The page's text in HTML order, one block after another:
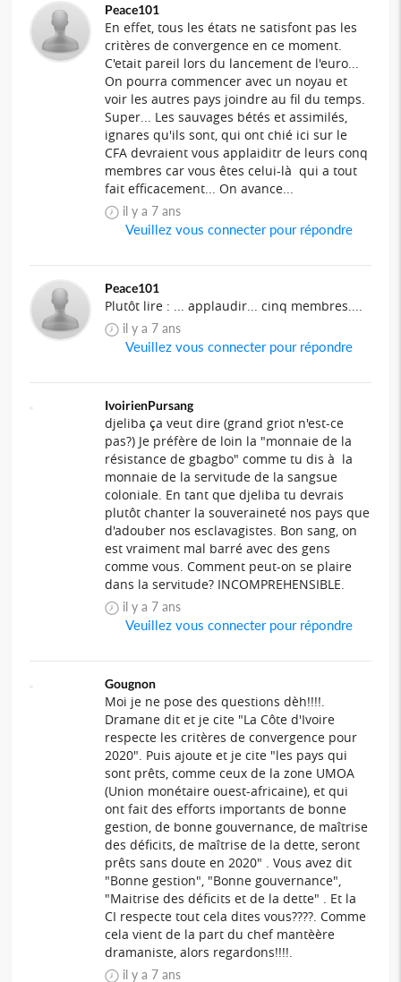
Peace101
En effet, tous les états ne satisfont pas les
critères de convergence en ce moment.
C'etait pareil lors du lancement de l'euro...
On pourra commencer avec un noyau et
voir les autres pays joindre au fil du temps.
Super... Les sauvages bétés et assimilés,
ignares qu'ils sont, qui ont chié ici sur le
CFA devraient vous applaiditr de leurs conq
membres car vous êtes celui-là qui a tout
fait efficacement... On avance...
il y a 7 ans
Veuillez vous connecter pour répondre
Peace101
Plutôt lire : ... applaudir... cinq membres....
il y a 7 ans
Veuillez vous connecter pour répondre
IvoirienPursang
djeliba ça veut dire (grand griot n'est-ce
pas?) Je préfère de loin la "monnaie de la
résistance de gbagbo" comme tu dis à la
monnaie de la servitude de la sangsue
coloniale. En tant que djeliba tu devrais
plutôt chanter la souveraineté nos pays que
d'adouber nos esclavagistes. Bon sang, on
est vraiment mal barré avec des gens
comme vous. Comment peut-on se plaire
dans la servitude? INCOMPREHENSIBLE.
il y a 7 ans
Veuillez vous connecter pour répondre
Gougnon
Moi je ne pose des questions dèh!!!!.
Dramane dit et je cite "La Côte d'Ivoire
respecte les critères de convergence pour
2020". Puis ajoute et je cite "les pays qui
sont prêts, comme ceux de la zone UMOA
(Union monétaire ouest-africaine), et qui
ont fait des efforts importants de bonne
gestion, de bonne gouvernance, de maîtrise
des déficits, de maîtrise de la dette, seront
prêts sans doute en 2020" . Vous avez dit
"Bonne gestion", "Bonne gouvernance",
"Maitrise des déficits et de la dette" . Et la
CI respecte tout cela dites vous????. Comme
cela vient de la part du chef mantèère
dramaniste, alors regardons!!!!.
il y a 7 ans